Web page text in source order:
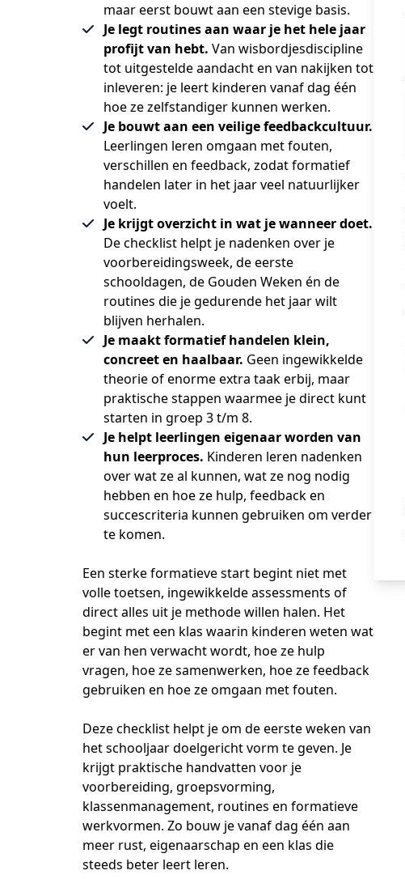
maar eerst bouwt aan een stevige basis.
Je legt routines aan waar je het hele jaar
profijt van hebt. Van wisbordjesdiscipline
tot uitgestelde aandacht en van nakijken tot
inleveren: je leert kinderen vanaf dag één
hoe ze zelfstandiger kunnen werken.
Je bouwt aan een veilige feedbackcultuur.
Leerlingen leren omgaan met fouten,
verschillen en feedback, zodat formatief
handelen later in het jaar veel natuurlijker
voelt.
Je krijgt overzicht in wat je wanneer doet.
De checklist helpt je nadenken over je
voorbereidingsweek, de eerste
schooldagen, de Gouden Weken én de
routines die je gedurende het jaar wilt
blijven herhalen.
Je maakt formatief handelen klein,
concreet en haalbaar. Geen ingewikkelde
theorie of enorme extra taak erbij, maar
praktische stappen waarmee je direct kunt
starten in groep 3 t/m 8.
Je helpt leerlingen eigenaar worden van
hun leerproces. Kinderen leren nadenken
over wat ze al kunnen, wat ze nog nodig
hebben en hoe ze hulp, feedback en
succescriteria kunnen gebruiken om verder
te komen.
Een sterke formatieve start begint niet met
volle toetsen, ingewikkelde assessments of
direct alles uit je methode willen halen. Het
begint met een klas waarin kinderen weten wat
er van hen verwacht wordt, hoe ze hulp
vragen, hoe ze samenwerken, hoe ze feedback
gebruiken en hoe ze omgaan met fouten.
Deze checklist helpt je om de eerste weken van
het schooljaar doelgericht vorm te geven. Je
krijgt praktische handvatten voor je
voorbereiding, groepsvorming,
klassenmanagement, routines en formatieve
werkvormen. Zo bouw je vanaf dag één aan
meer rust, eigenaarschap en een klas die
steeds beter leert leren.